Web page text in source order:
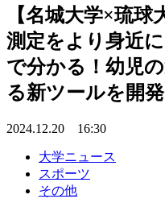
【名城大学×琉
測定をより身近
で分かる！幼児
る新ツールを開
2024.12.20 16:30
大学ニュース
スポーツ
その他